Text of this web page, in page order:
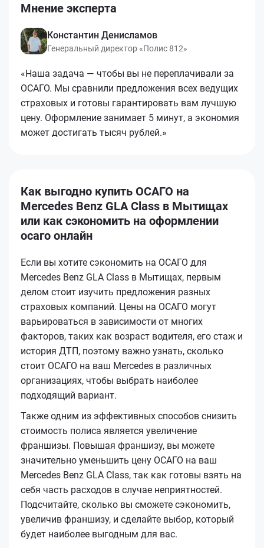
Мнение эксперта
Константин Денисламов
Генеральный директор «Полис 812»
«Наша задача — чтобы вы не переплачивали за
ОСАГО. Мы сравнили предложения всех ведущих
страховых и готовы гарантировать вам лучшую
цену. Оформление занимает 5 минут, а экономия
может достигать тысяч рублей.»
Как выгодно купить ОСАГО на
Mercedes Benz GLA Class в Мытищах
или как сэкономить на оформлении
осаго онлайн
Если вы хотите сэкономить на ОСАГО для
Mercedes Benz GLA Class в Мытищах, первым
делом стоит изучить предложения разных
страховых компаний. Цены на ОСАГО могут
варьироваться в зависимости от многих
факторов, таких как возраст водителя, его стаж и
история ДТП, поэтому важно узнать, сколько
стоит ОСАГО на ваш Mercedes в различных
организациях, чтобы выбрать наиболее
подходящий вариант.
Также одним из эффективных способов снизить
стоимость полиса является увеличение
франшизы. Повышая франшизу, вы можете
значительно уменьшить цену ОСАГО на ваш
Mercedes Benz GLA Class, так как готовы взять на
себя часть расходов в случае неприятностей.
Подсчитайте, сколько вы сможете сэкономить,
увеличив франшизу, и сделайте выбор, который
будет наиболее выгодным для вас.